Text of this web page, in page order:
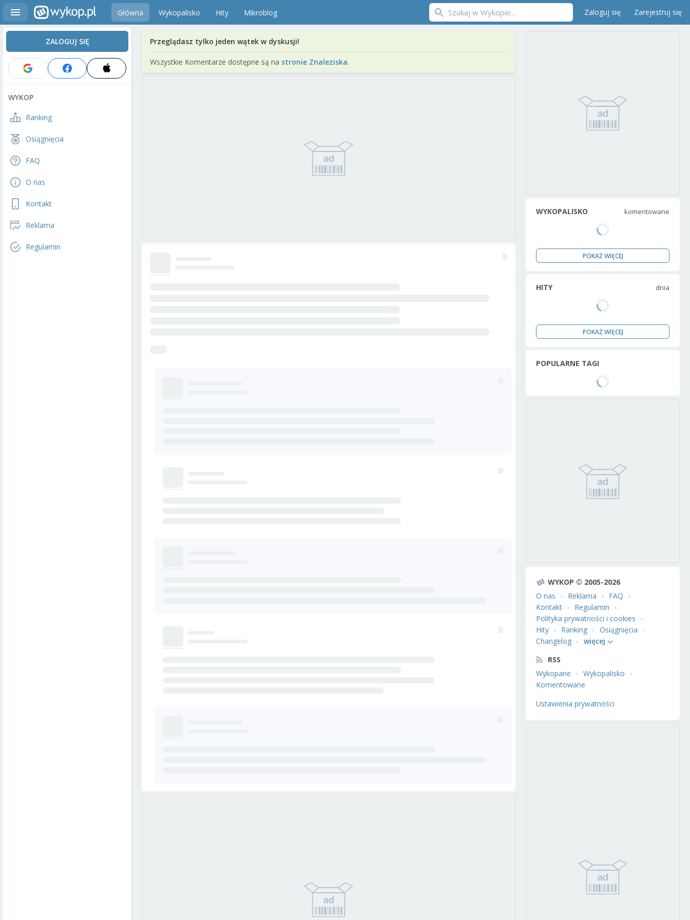
Główna Wykopalisko Hity Mikroblog Zaloguj się Zarejestruj się
ZALOGUJ SIĘ
WYKOP
Ranking
Osiągnięcia
FAQ
O nas
Kontakt
Reklama
Regulamin
Przeglądasz tylko jeden wątek w dyskusji!
Wszystkie Komentarze dostępne są na stronie Znaleziska.
WYKOPALISKO komentowane
POKAŻ WIĘCEJ
HITY dnia
POKAŻ WIĘCEJ
POPULARNE TAGI
WYKOP © 2005-2026
O nas
Reklama
FAQ
Kontakt
Regulamin
Polityka prywatności i cookies
Hity
Ranking
Osiągnięcia
Changelog
więcej
RSS
Wykopane
Wykopalisko
Komentowane
Ustawienia prywatności